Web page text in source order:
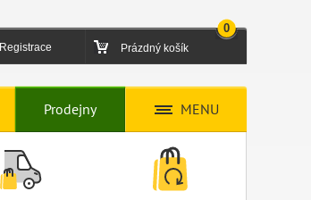
Registrace Prázdný košík
0
Prodejny MENU